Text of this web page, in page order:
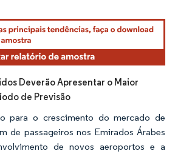
O reuso requer atribuição conforme CC BY 4.0.
Deverão Apresentar o Maior
de Previsão
para o crescimento do mercado de
de passageiros nos Emirados Árabes
de novos aeroportos e a